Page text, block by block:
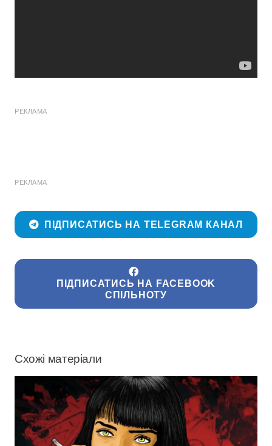
РЕКЛАМА
РЕКЛАМА
ПІДПИСАТИСЬ НА TELEGRAM КАНАЛ
ПІДПИСАТИСЬ НА FACEBOOK
СПІЛЬНОТУ
Схожі матеріали